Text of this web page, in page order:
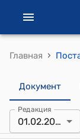
Главная ›
Документ
Редакция
01.02.2016